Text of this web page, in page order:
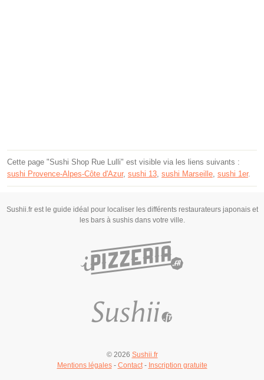
Cette page "Sushi Shop Rue Lulli" est visible via les liens suivants :
sushi Provence-Alpes-Côte d'Azur, sushi 13 sushi Marseille sushi 1er.
Sushii.fr est le guide idéal pour localiser les différents restaurateurs japonais et
les bars à sushis dans votre ville.
© 2026 Sushii.fr
Mentions légales- Contact- Inscription gratuite